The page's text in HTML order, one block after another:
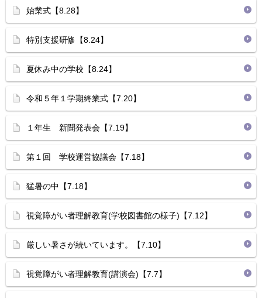
始業式【8.28】
特別支援研修【8.24】
夏休み中の学校【8.24】
令和５年１学期終業式【7.20】
１年生 新聞発表会【7.19】
第１回 学校運営協議会【7.18】
猛暑の中【7.18】
視覚障がい者理解教育(学校図書館の様子)【7.12】
厳しい暑さが続いています。【7.10】
視覚障がい者理解教育(講演会)【7.7】